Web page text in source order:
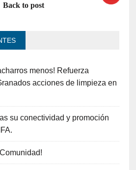
Back to post
menos! Refuerza
acciones de limpieza en
su conectividad y promoción